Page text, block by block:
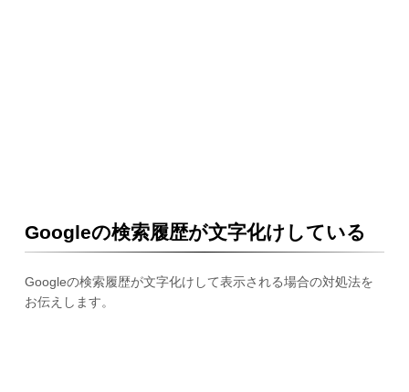
Googleの検索履歴が文字化けしている
Googleの検索履歴が文字化けして表示される場合の対処法を
お伝えします。